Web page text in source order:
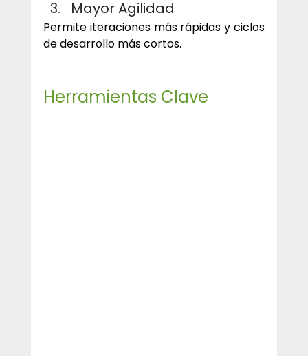
Mayor Agilidad
Permite iteraciones más rápidas y ciclos
de desarrollo más cortos.
Herramientas Clave